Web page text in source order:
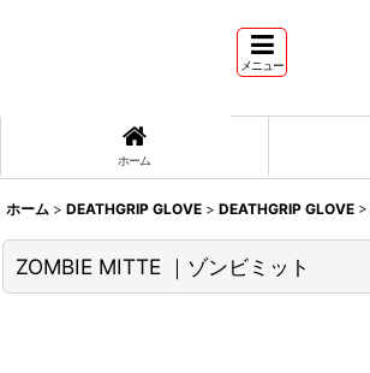
メニュー
ホーム
ホーム > DEATHGRIP GLOVE > DEATHGRIP GLOVE >
ZOMBIE MITTE ｜ゾンビミット